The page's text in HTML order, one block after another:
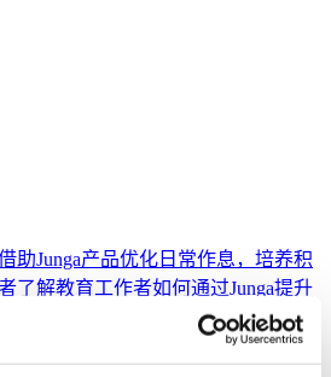
助Junga产品优化日常作息，培养积
了解教育工作者如何通过Junga提升
了解Junga如何帮助治疗
了解社会团体如何借